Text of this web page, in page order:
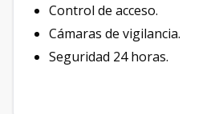
Control de acceso.
Cámaras de vigilancia.
Seguridad 24 horas.